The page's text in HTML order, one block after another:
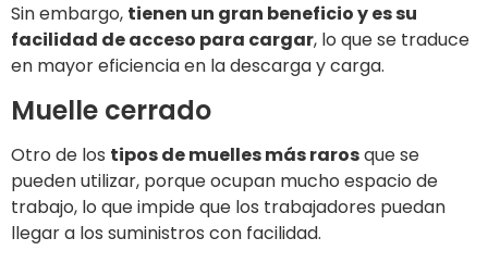
Sin embargo, tienen un gran beneficio y es su
facilidad de acceso para cargar, lo que se traduce
en mayor eficiencia en la descarga y carga.
Muelle cerrado
Otro de los tipos de muelles más rarosque se
pueden utilizar, porque ocupan mucho espacio de
trabajo, lo que impide que los trabajadores puedan
llegar a los suministros con facilidad.